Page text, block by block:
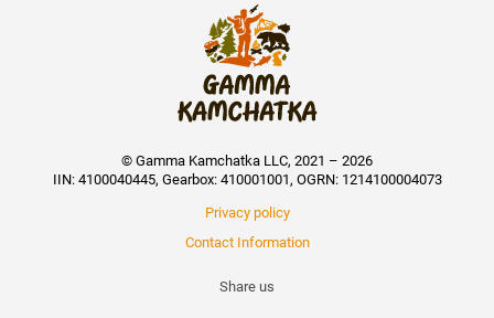
© Gamma Kamchatka LLC, 2021 – 2026
IIN: 4100040445, Gearbox: 410001001, OGRN: 1214100004073
Privacy policy
Contact Information
Share us